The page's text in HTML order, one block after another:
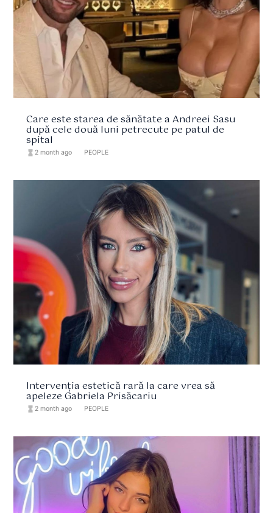
Care este starea de sănătate a Andreei Sasu
după cele două luni petrecute pe patul de
spital
hourglass_full 2 month ago PEOPLE
Intervenția estetică rară la care vrea să
apeleze Gabriela Prisăcariu
hourglass_full 2 month ago PEOPLE